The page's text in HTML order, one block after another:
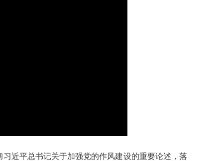
近平总书记关于加强党的作风建设的重要论述，落